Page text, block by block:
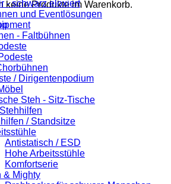
keine Produkte im Warenkorb.
- schwarz eloxiert
und Eventlösungen
- Faltbühnen
/ Dirigentenpodium
Steh - Sitz-Tische
/ Standsitze
Antistatisch / ESD
Hohe Arbeitsstühle
Komfortserie
& Mighty